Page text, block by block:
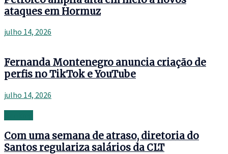
ataques em Hormuz
julho 14, 2026
Fernanda Montenegro anuncia criação de
perfis no TikTok e YouTube
julho 14, 2026
Com uma semana de atraso, diretoria do
Santos regulariza salários da CLT